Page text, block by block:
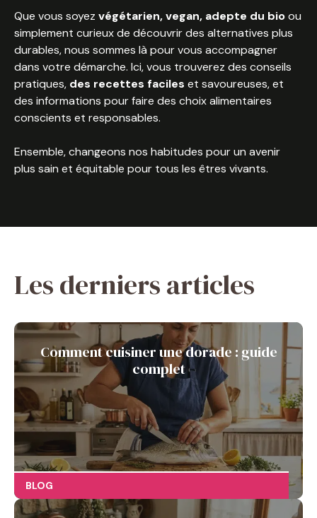
Que vous soyez végétarien, vegan, adepte du bioou
simplement curieux de découvrir des alternatives plus
durables, nous sommes là pour vous accompagner
dans votre démarche. Ici, vous trouverez des conseils
pratiques, des recettes faciles et savoureuses, et
des informations pour faire des choix alimentaires
conscients et responsables.
Ensemble, changeons nos habitudes pour un avenir
plus sain et équitable pour tous les êtres vivants.
Les derniers articles
Comment cuisiner une dorade : guide
complet
BLOG